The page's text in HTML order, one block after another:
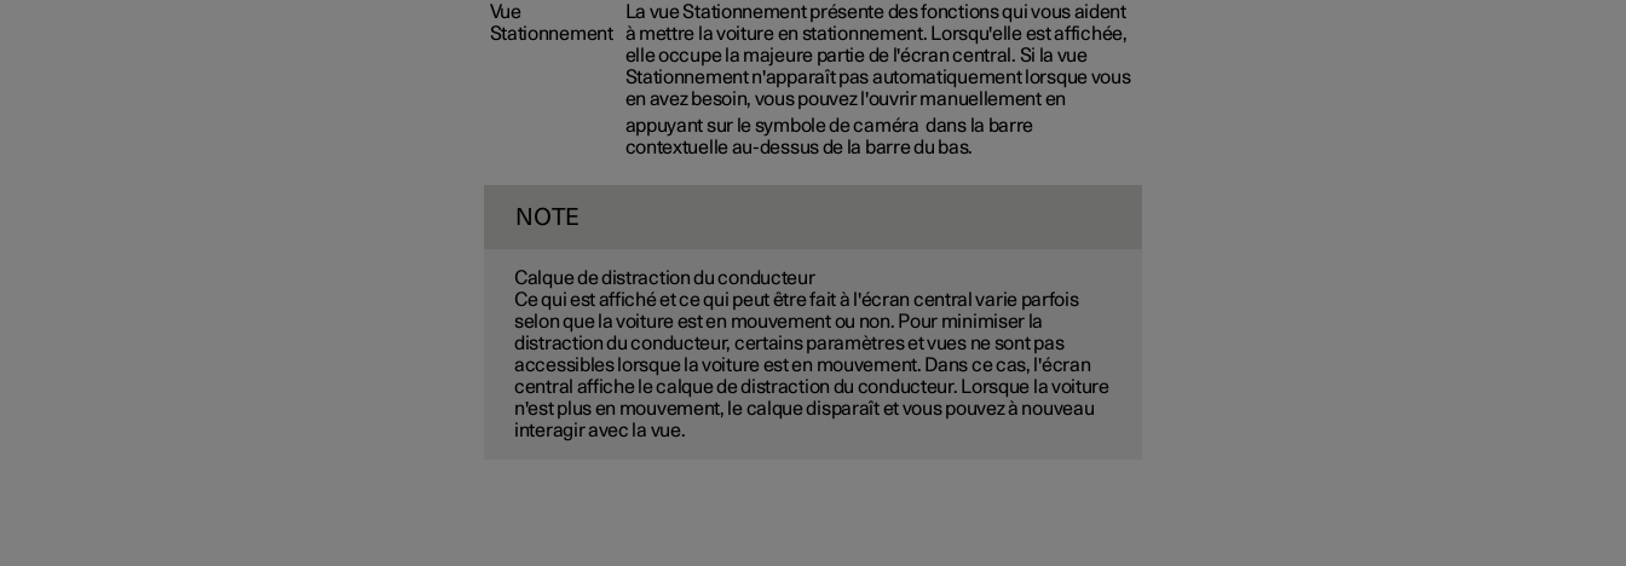
Vue
Stationnement
La vue Stationnement présente des fonctions qui vous aident
à mettre la voiture en stationnement. Lorsqu'elle est affichée,
elle occupe la majeure partie de l'écran central. Si la vue
Stationnement n'apparaît pas automatiquement lorsque vous
en avez besoin, vous pouvez l'ouvrir manuellement en
appuyant sur le symbole de caméra dans la barre
contextuelle au-dessus de la barre du bas.
NOTE
Calque de distraction du conducteur
Ce qui est affiché et ce qui peut être fait à l'écran central varie parfois
selon que la voiture est en mouvement ou non. Pour minimiser la
distraction du conducteur, certains paramètres et vues ne sont pas
accessibles lorsque la voiture est en mouvement. Dans ce cas, l'écran
central affiche le calque de distraction du conducteur. Lorsque la voiture
n'est plus en mouvement, le calque disparaît et vous pouvez à nouveau
interagir avec la vue.